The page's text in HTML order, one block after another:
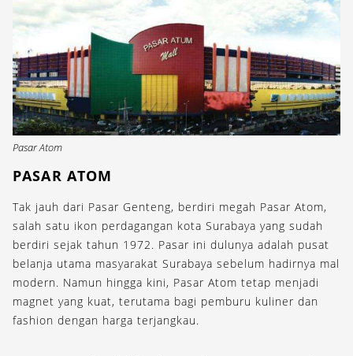
Pasar Atom
PASAR ATOM
Tak jauh dari Pasar Genteng, berdiri megah Pasar Atom,
salah satu ikon perdagangan kota Surabaya yang sudah
berdiri sejak tahun 1972. Pasar ini dulunya adalah pusat
belanja utama masyarakat Surabaya sebelum hadirnya mal
modern. Namun hingga kini, Pasar Atom tetap menjadi
magnet yang kuat, terutama bagi pemburu kuliner dan
fashion dengan harga terjangkau.